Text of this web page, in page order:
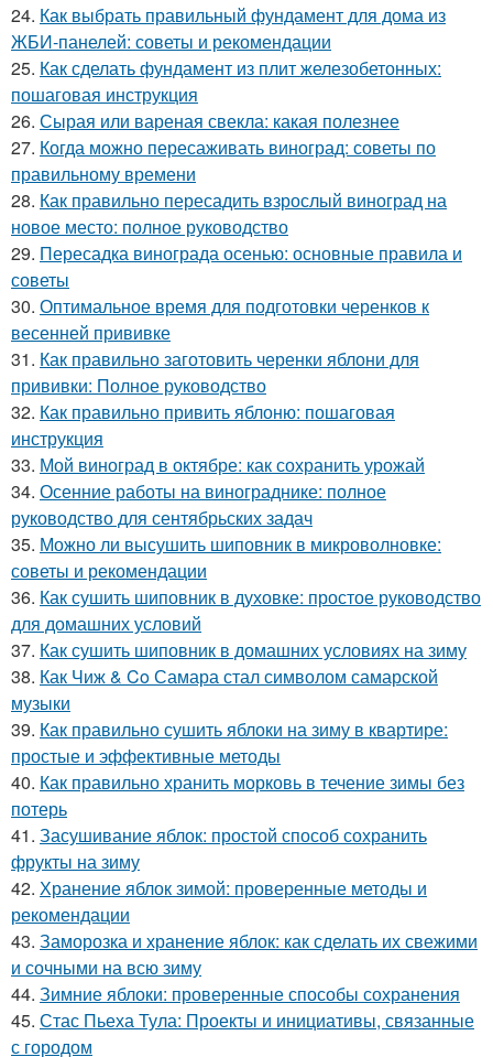
24. Как выбрать правильный фундамент для дома из
ЖБИ-панелей: советы и рекомендации
25. Как сделать фундамент из плит железобетонных:
пошаговая инструкция
26. Сырая или вареная свекла: какая полезнее
27. Когда можно пересаживать виноград: советы по
правильному времени
28. Как правильно пересадить взрослый виноград на
новое место: полное руководство
29. Пересадка винограда осенью: основные правила и
советы
30. Оптимальное время для подготовки черенков к
весенней прививке
31. Как правильно заготовить черенки яблони для
прививки: Полное руководство
32. Как правильно привить яблоню: пошаговая
инструкция
33. Мой виноград в октябре: как сохранить урожай
34. Осенние работы на винограднике: полное
руководство для сентябрьских задач
35. Можно ли высушить шиповник в микроволновке:
советы и рекомендации
36. Как сушить шиповник в духовке: простое руководство
для домашних условий
37. Как сушить шиповник в домашних условиях на зиму
38. Как Чиж & Co Самара стал символом самарской
музыки
39. Как правильно сушить яблоки на зиму в квартире:
простые и эффективные методы
40. Как правильно хранить морковь в течение зимы без
потерь
41. Засушивание яблок: простой способ сохранить
фрукты на зиму
42. Хранение яблок зимой: проверенные методы и
рекомендации
43. Заморозка и хранение яблок: как сделать их свежими
и сочными на всю зиму
44. Зимние яблоки: проверенные способы сохранения
45. Стас Пьеха Тула: Проекты и инициативы, связанные
с городом